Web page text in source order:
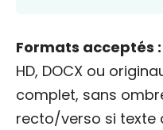
Formats acceptés :
HD, DOCX ou
complet, sans
recto/verso si texte